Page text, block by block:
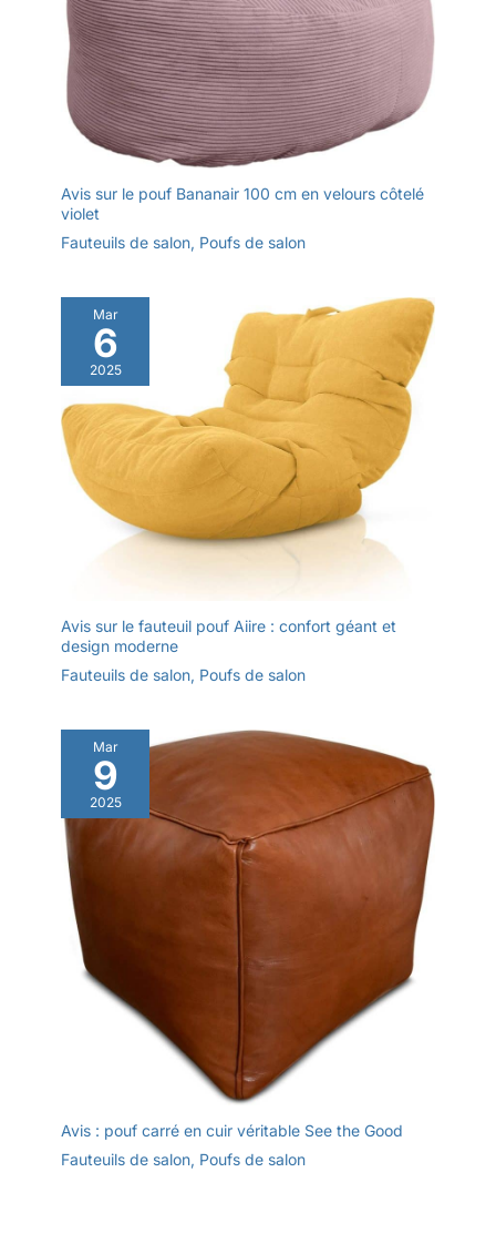
Avis sur le pouf Bananair 100 cm en velours côtelé
violet
Fauteuils de salon, Poufs de salon
Mar
6
2025
Avis sur le fauteuil pouf Aiire : confort géant et
design moderne
Fauteuils de salon, Poufs de salon
Mar
9
2025
Avis : pouf carré en cuir véritable See the Good
Fauteuils de salon, Poufs de salon